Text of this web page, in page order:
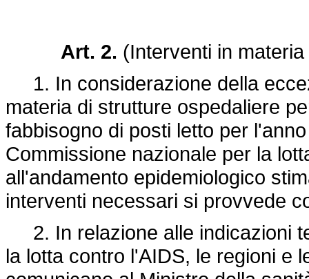
Art. 2. (Interventi in
1. In considerazione della
materia di strutture ospedaliere
fabbisogno di posti letto per
Commissione nazionale per la
all'andamento epidemiologico
interventi necessari si provvede
2. In relazione alle indicazioni
la lotta contro l'AIDS, le regioni e